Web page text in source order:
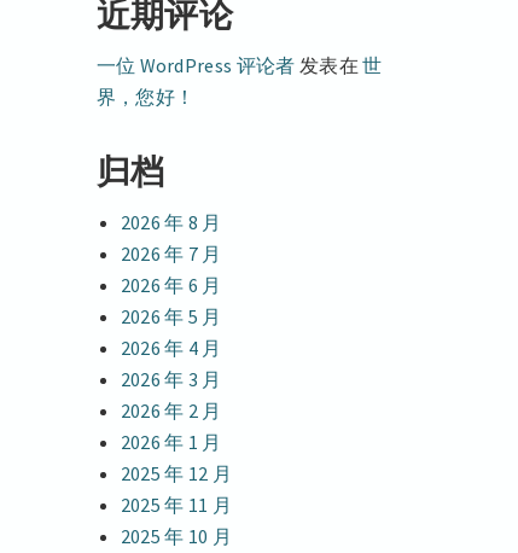
近期评论
一位 WordPress 评论者 发表在世
界，您好！
归档
2026 年 8 月
2026 年 7 月
2026 年 6 月
2026 年 5 月
2026 年 4 月
2026 年 3 月
2026 年 2 月
2026 年 1 月
2025 年 12 月
2025 年 11 月
2025 年 10 月